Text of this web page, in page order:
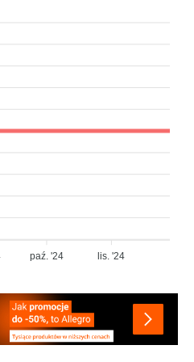
paź. '24 lis. '24